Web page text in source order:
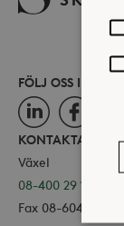
FÖLJ OSS I
LinkedInFacebook
KONTAKTA OSS
Växel
08-400 29 100
Fax 08-604 11 16